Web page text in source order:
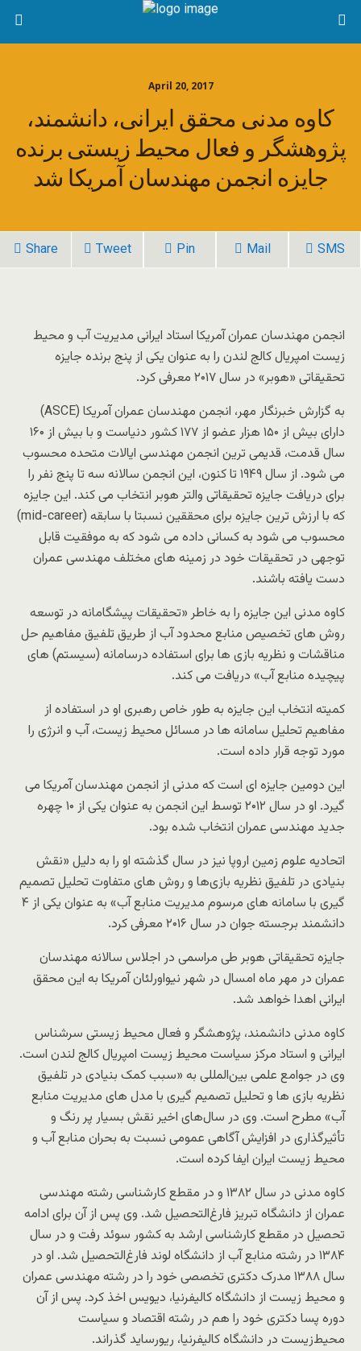
April 20, 2017
کاوه مدنی محقق ایرانی، دانشمند،
پژوهشگر و فعال محیط زیستی برنده
جایزه انجمن مهندسان آمریکا شد
Share Tweet Pin Mail SMS
انجمن مهندسان عمران آمریکا استاد ایرانی مدیریت آب و محیط
زیست امپریال کالج لندن را به عنوان یکی از پنج برنده جایزه
تحقیقاتی «هوبر» در سال ۲۰۱۷ معرفی کرد.
به گزارش خبرنگار مهر، انجمن مهندسان عمران آمریکا (ASCE)
دارای بیش از ۱۵۰ هزار عضو از ۱۷۷ کشور دنیاست و با بیش از ۱۶۰
سال قدمت، قدیمی ترین انجمن مهندسی ایالات متحده محسوب
می شود. از سال ۱۹۴۹ تا کنون، این انجمن سالانه سه تا پنج نفر را
برای دریافت جایزه تحقیقاتی والتر هوبر انتخاب می کند. این جایزه
که با ارزش ترین جایزه برای محققین نسبتا با سابقه (mid-career)
محسوب می شود به کسانی داده می شود که به موفقیت قابل
توجهی در تحقیقات خود در زمینه های مختلف مهندسی عمران
دست یافته باشند.
کاوه مدنی این جایزه را به خاطر «تحقیقات پیشگامانه در توسعه
روش های تخصیص منابع محدود آب از طریق تلفیق مفاهیم حل
مناقشات و نظریه بازی ها برای استفاده درسامانه (سیستم) های
پیچیده منابع آب» دریافت می کند.
کمیته انتخاب این جایزه به طور خاص رهبری او در استفاده از
مفاهیم تحلیل سامانه ها در مسائل محیط زیست، آب و انرژی را
مورد توجه قرار داده است.
این دومین جایزه ای است که مدنی از انجمن مهندسان آمریکا می
گیرد. او در سال ۲۰۱۲ توسط این انجمن به عنوان یکی از ۱۰ چهره
جدید مهندسی عمران انتخاب شده بود.
اتحادیه علوم زمین اروپا نیز در سال گذشته او را به دلیل «نقش
بنیادی در تلفیق نظریه‌ بازی‌ها و روش های متفاوت تحلیل تصمیم
گیری با سامانه های مرسوم مدیریت منابع آب» به عنوان یکی از ۴
دانشمند برجسته جوان در سال ۲۰۱۶ معرفی کرد.
جایزه تحقیقاتی هوبر طی مراسمی در اجلاس سالانه مهندسان
عمران در مهر ماه امسال در شهر نیواورلئان آمریکا به این محقق
ایرانی اهدا خواهد شد.
کاوه مدنی دانشمند، پژوهشگر و فعال محیط زیستی سرشناس
ایرانی و استاد مرکز سیاست محیط زیست امپریال کالج لندن است.
وی در جوامع علمی بین‌المللی به «سبب کمک بنیادی در تلفیق
نظریه بازی ها و تحلیل تصمیم گیری با مدل های مدیریت منابع
آب» مطرح است. وی در سال‌های اخیر نقش بسیار پر رنگ و
تأثیرگذاری در افزایش آگاهی عمومی نسبت به بحران منابع آب و
محیط زیست ایران ایفا کرده است.
کاوه مدنی در سال ١٣٨٢ و در مقطع کارشناسی رشته مهندسی
عمران از دانشگاه تبریز فارغ‌التحصیل شد. وی پس از آن برای ادامه
تحصیل در مقطع کارشناسی ارشد به کشور سوئد رفت و در سال
۱۳۸۴ در رشته منابع آب از دانشگاه لوند فارغ‌التحصیل شد. او در
سال ۱۳۸۸ مدرک دکتری تخصصی خود را در رشته مهندسی عمران
و محیط زیست از دانشگاه کالیفرنیا، دیویس اخذ کرد. پس از آن
دوره پسا دکتری خود را هم در رشته اقتصاد و سیاست
محیط‌زیست در دانشگاه کالیفرنیا، ریورساید گذراند.